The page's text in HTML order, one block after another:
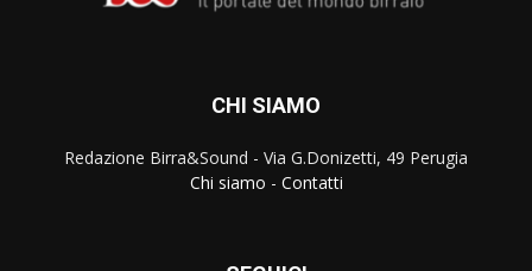
CHI SIAMO
Redazione Birra&Sound - Via G.Donizetti, 49 Perugia
Chi siamo - Contatti